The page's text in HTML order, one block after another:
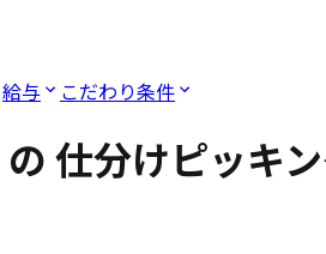
給与 こだわり条件
の仕分けピッキ